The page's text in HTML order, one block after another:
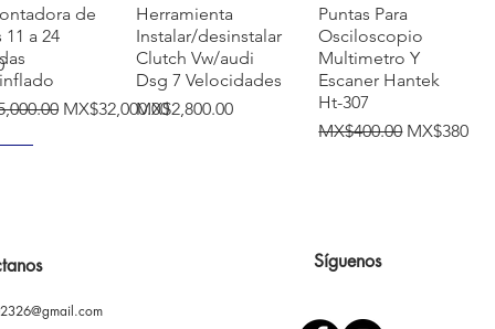
速瀏覽
de
11 a 24
格
促銷價格
MX$32,000.00
快速瀏覽
Herramienta
Instalar/desinstalar
Clutch Vw/audi
Dsg 7 Velocidades
價格
MX$2,800.00
快速瀏覽
Puntas Para
Osciloscopio
Multimetro Y
Escaner Hantek
Ht-307
一般價格
MX$400.00 促銷價格
MX$380.00
速瀏覽 快速瀏覽
Soporte ajustable
Síguenos